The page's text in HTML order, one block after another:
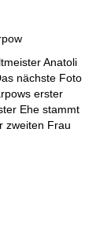
Anatoli
nächste Foto
erster
Ehe stammt
zweiten Frau